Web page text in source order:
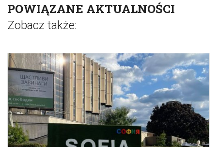
POWIĄZANE AKTUALNOŚCI
Zobacz także: